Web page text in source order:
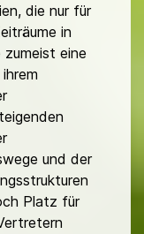
die nur für
in
eine
und der
Platz für